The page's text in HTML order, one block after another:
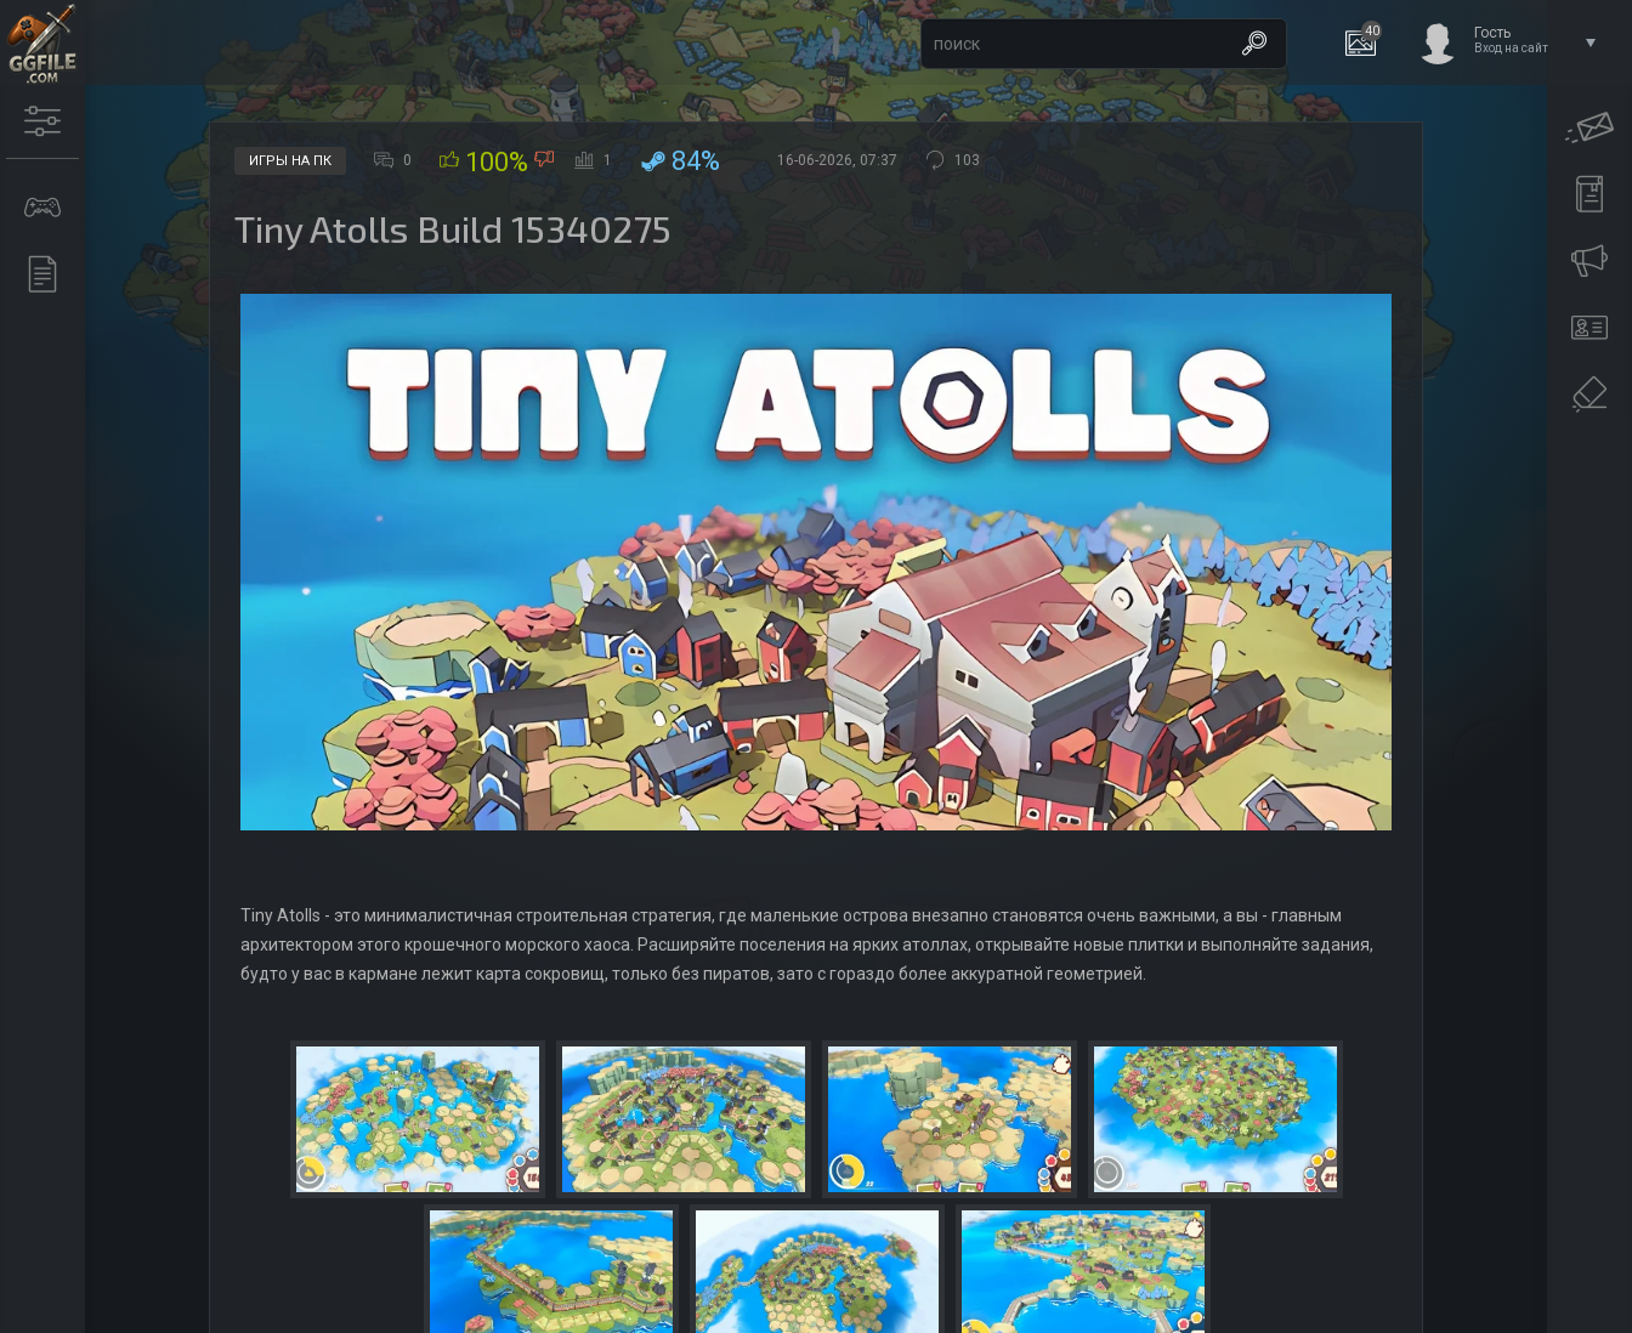
40 Гость
Вход на сайт
ИГРЫ НА ПК 0 100% 1 84% 16-06-2026, 07:37 103
Tiny Atolls Build 15340275
Tiny Atolls - это минималистичная строительная стратегия, где маленькие острова внезапно становятся очень важными, а вы - главным
архитектором этого крошечного морского хаоса. Расширяйте поселения на ярких атоллах, открывайте новые плитки и выполняйте задания,
будто у вас в кармане лежит карта сокровищ, только без пиратов, зато с гораздо более аккуратной геометрией.